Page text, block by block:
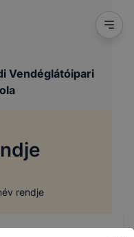
Vendéglátóipari
rendje